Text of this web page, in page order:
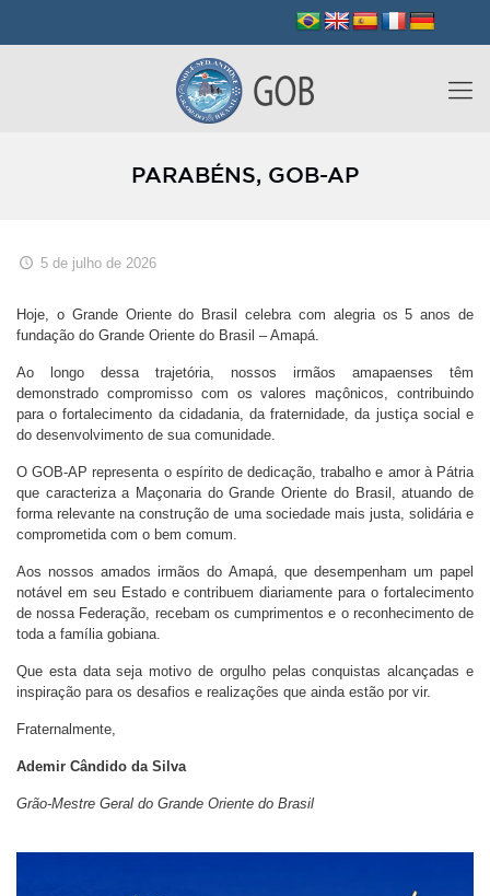
PARABÉNS, GOB-AP
5 de julho de 2026
Hoje, o Grande Oriente do Brasil celebra com alegria os 5 anos de
fundação do Grande Oriente do Brasil – Amapá.
Ao longo dessa trajetória, nossos irmãos amapaenses têm
demonstrado compromisso com os valores maçônicos, contribuindo
para o fortalecimento da cidadania, da fraternidade, da justiça social e
do desenvolvimento de sua comunidade.
O GOB-AP representa o espírito de dedicação, trabalho e amor à Pátria
que caracteriza a Maçonaria do Grande Oriente do Brasil, atuando de
forma relevante na construção de uma sociedade mais justa, solidária e
comprometida com o bem comum.
Aos nossos amados irmãos do Amapá, que desempenham um papel
notável em seu Estado e contribuem diariamente para o fortalecimento
de nossa Federação, recebam os cumprimentos e o reconhecimento de
toda a família gobiana.
Que esta data seja motivo de orgulho pelas conquistas alcançadas e
inspiração para os desafios e realizações que ainda estão por vir.
Fraternalmente,
Ademir Cândido da Silva
Grão-Mestre Geral do Grande Oriente do Brasil